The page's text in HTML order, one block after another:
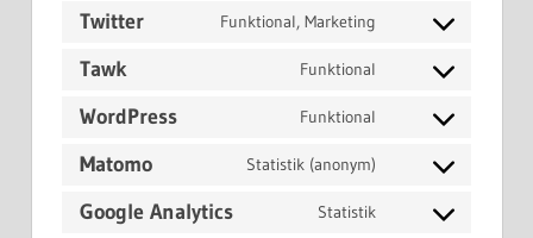
facebook
Twitter Funktional, Marketing
Consent
twitter
Tawk Funktional
Consent
WordPress Funktional
Consent
wordpress
Matomo Statistik (anonym)
Consent
Google Analytics Statistik
Consent